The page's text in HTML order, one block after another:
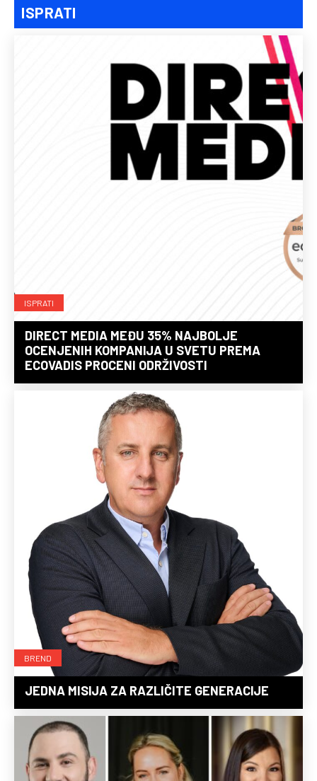
ISPRATI
ISPRATI
DIRECT MEDIA MEĐU 35% NAJBOLJE
OCENJENIH KOMPANIJA U SVETU PREMA
ECOVADIS PROCENI ODRŽIVOSTI
BREND
JEDNA MISIJA ZA RAZLIČITE GENERACIJE